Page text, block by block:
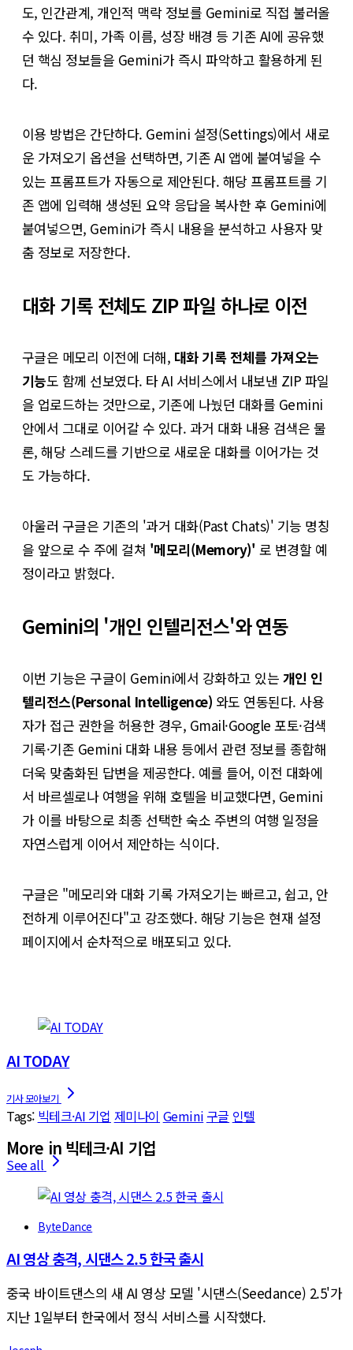
도, 인간관계, 개인적 맥락 정보를 Gemini로 직접 불러올
수 있다. 취미, 가족 이름, 성장 배경 등 기존 AI에 공유했
던 핵심 정보들을 Gemini가 즉시 파악하고 활용하게 된
다.
이용 방법은 간단하다. Gemini 설정(Settings)에서 새로
운 가져오기 옵션을 선택하면, 기존 AI 앱에 붙여넣을 수
있는 프롬프트가 자동으로 제안된다. 해당 프롬프트를 기
존 앱에 입력해 생성된 요약 응답을 복사한 후 Gemini에
붙여넣으면, Gemini가 즉시 내용을 분석하고 사용자 맞
춤 정보로 저장한다.
대화 기록 전체도 ZIP 파일 하나로 이전
구글은 메모리 이전에 더해, 대화 기록 전체를 가져오는
기능도 함께 선보였다. 타 AI 서비스에서 내보낸 ZIP 파일
을 업로드하는 것만으로, 기존에 나눴던 대화를 Gemini
안에서 그대로 이어갈 수 있다. 과거 대화 내용 검색은 물
론, 해당 스레드를 기반으로 새로운 대화를 이어가는 것
도 가능하다.
아울러 구글은 기존의 '과거 대화(Past Chats)' 기능 명칭
을 앞으로 수 주에 걸쳐 '메모리(Memory)' 로 변경할 예
정이라고 밝혔다.
Gemini의 '개인 인텔리전스'와 연동
이번 기능은 구글이 Gemini에서 강화하고 있는 개인 인
텔리전스(Personal Intelligence) 와도 연동된다. 사용
자가 접근 권한을 허용한 경우, Gmail·Google 포토·검색
기록·기존 Gemini 대화 내용 등에서 관련 정보를 종합해
더욱 맞춤화된 답변을 제공한다. 예를 들어, 이전 대화에
서 바르셀로나 여행을 위해 호텔을 비교했다면, Gemini
가 이를 바탕으로 최종 선택한 숙소 주변의 여행 일정을
자연스럽게 이어서 제안하는 식이다.
구글은 "메모리와 대화 기록 가져오기는 빠르고, 쉽고, 안
전하게 이루어진다"고 강조했다. 해당 기능은 현재 설정
페이지에서 순차적으로 배포되고 있다.
AI TODAY
Tags: 빅테크·AI 기업 제미나이 Gemini 구글 인텔
More in 빅테크·AI 기업
See all
ByteDance
AI 영상 충격, 시댄스 2.5 한국 출시
중국 바이트댄스의 새 AI 영상 모델 '시댄스(Seedance) 2.5'가
지난 1일부터 한국에서 정식 서비스를 시작했다.